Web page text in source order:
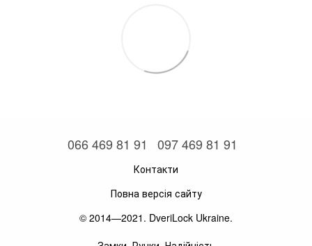
066 469 81 91 097 469 81 91
Контакти
Повна версія сайту
© 2014—2021. DveriLock Ukraine.